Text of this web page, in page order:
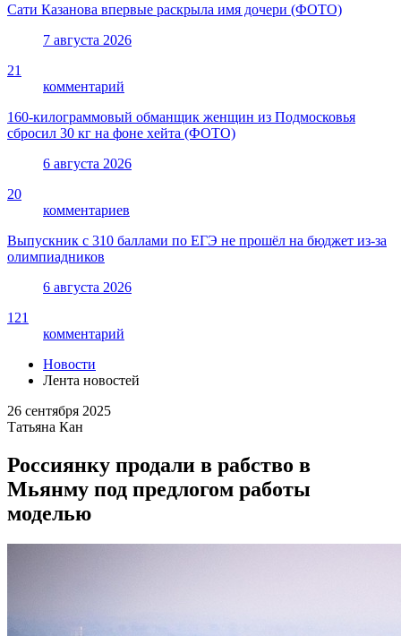
Сати Казанова впервые раскрыла имя дочери (ФОТО)
7 августа 2026
21
комментарий
160-килограммовый обманщик женщин из Подмосковья
сбросил 30 кг на фоне хейта (ФОТО)
6 августа 2026
20
комментариев
Выпускник с 310 баллами по ЕГЭ не прошёл на бюджет из-за
олимпиадников
6 августа 2026
121
комментарий
Новости
Лента новостей
26 сентября 2025
Татьяна Кан
Россиянку продали в рабство в
Мьянму под предлогом работы
моделью